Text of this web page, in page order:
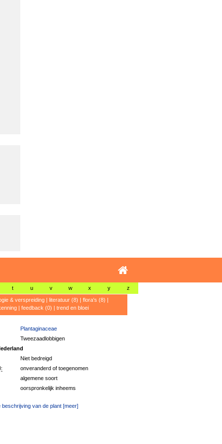
t u v w x y z
& verspreiding| literatuur (8) | flora's (8) |
| feedback (0) | trend en bloei
Plantaginaceae
Tweezaadlobbigen
Niet bedreigd
onveranderd of toegenomen
algemene soort
oorspronkelijk inheems
beschrijving van de plant [meer]